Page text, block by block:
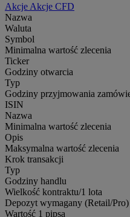
Akcje Akcje CFD
Nazwa
Waluta
Symbol
Minimalna wartość zlecenia
Ticker
Godziny otwarcia
Typ
Godziny przyjmowania
ISIN
Nazwa
Minimalna wartość zlecenia
Opis
Maksymalna wartość zlecenia
Krok transakcji
Typ
Godziny handlu
Wielkość kontraktu/1 lota
Depozyt wymagany (Retail/Pro)
Wartość 1 pipsa